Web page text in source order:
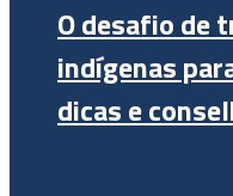
O desafio de
indígenas
dicas e